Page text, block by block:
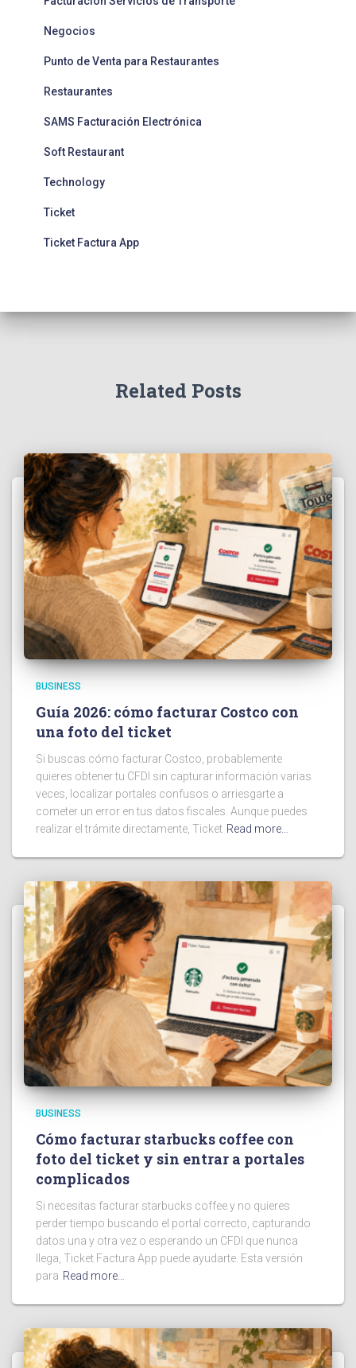
Negocios
Punto de Venta para Restaurantes
Restaurantes
SAMS Facturación Electrónica
Soft Restaurant
Technology
Ticket
Ticket Factura App
Related Posts
BUSINESS
Guía 2026: cómo facturar Costco con
una foto del ticket
Si buscas cómo facturar Costco, probablemente
quieres obtener tu CFDI sin capturar información varias
veces, localizar portales confusos o arriesgarte a
cometer un error en tus datos fiscales. Aunque puedes
realizar el trámite directamente, Ticket Read more…
BUSINESS
Cómo facturar starbucks coffee con
foto del ticket y sin entrar a portales
complicados
Si necesitas facturar starbucks coffee y no quieres
perder tiempo buscando el portal correcto, capturando
datos una y otra vez o esperando un CFDI que nunca
llega, Ticket Factura App puede ayudarte. Esta versión
para Read more…